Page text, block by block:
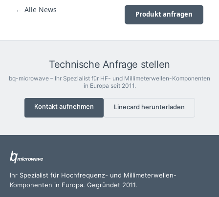
← Alle News Produkt anfragen
Technische Anfrage stellen
bq-microwave – Ihr Spezialist für HF- und Millimeterwellen-Komponenten
in Europa seit 2011.
Kontakt aufnehmen Linecard herunterladen
Ihr Spezialist für Hochfrequenz- und Millimeterwellen-
Komponenten in Europa. Gegründet 2011.